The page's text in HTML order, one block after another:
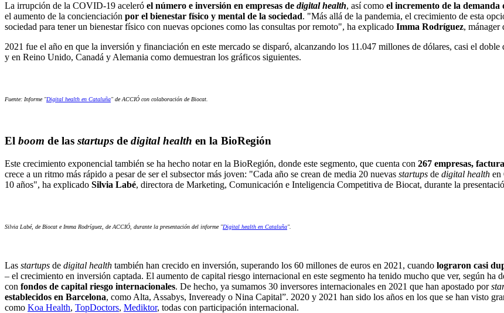
La irrupción de la COVID-19 aceleró el número e inversión en empresas de digital health, así como el incremento de la
el aumento de la concienciación por el bienestar físico y mental de la sociedad. "Más allá de la pandemia, el crecimiento de esta
sociedad para tener un bienestar físico con nuevas opciones como las consultas por remoto", ha explicado Imma Rodríguez,
2021 fue el año en que la inversión y financiación en este mercado se disparó, alcanzando los 11.047 millones de dólares, casi el
y en Reino Unido, Canadá y Alemania como demuestran los gráficos siguientes.
Fuente: Informe "Digital health en Cataluña" de ACCIÓ con colaboración de Biocat.
El boom de las startups de digital health en la BioRegión
Este crecimiento exponencial también se ha hecho notar en la BioRegión, donde este segmento, que cuenta con 267 empresas,
crece a un ritmo más rápido a pesar de ser el subsector más joven: "Cada año se crean de media 20 nuevas startups de digital health en
10 años", ha explicado Silvia Labé, directora de Marketing, Comunicación e Inteligencia Competitiva de Biocat, durante la
Silvia Labé, de Biocat e Imma Rodríguez, de ACCIÓ, durante la presentación del informe "Digital health en Cataluña".
Las startups de digital health también han crecido en inversión, superando los 60 millones de euros en 2021, cuando lograron casi
– el crecimiento en inversión captada. El aumento de capital riesgo internacional en este segmento ha tenido mucho que ver, según
con fondos de capital riesgo internacionales. De hecho, ya sumamos 30 inversores internacionales en 2021 que han apostado por
establecidos en Barcelona, como Alta, Assabys, Inveready o Nina Capital”. 2020 y 2021 han sido los años en los que se han visto
como Koa Health, TopDoctors, Mediktor, todas con participación internacional.